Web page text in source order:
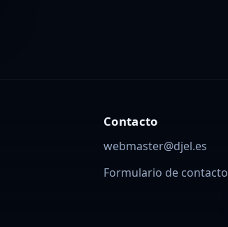
Contacto
webmaster@djel.es
Formulario de contacto